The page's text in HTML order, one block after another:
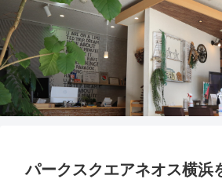
パークスクエアネオス横浜